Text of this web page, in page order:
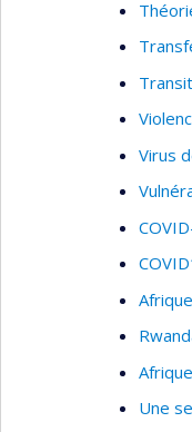
Virus
Afrique
Une